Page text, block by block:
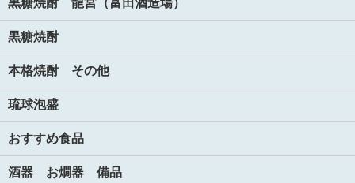
黒糖焼酎
本格焼酎 その他
琉球泡盛
おすすめ食品
酒器 お燗器 備品